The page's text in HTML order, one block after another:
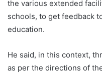
the various extended
schools, to get feedback
education.
He said, in this context,
as per the directions of